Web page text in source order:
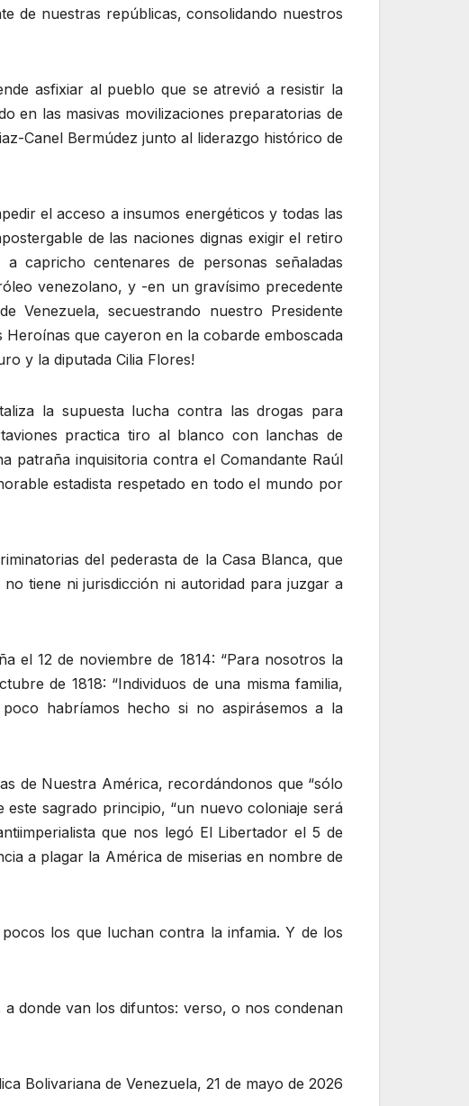
de nuestras repúblicas, consolidando nuestros
asfixiar al pueblo que se atrevió a resistir la
en las masivas movilizaciones preparatorias de
Canel Bermúdez junto al liderazgo histórico de
el acceso a insumos energéticos y todas las
de las naciones dignas exigir el retiro
capricho centenares de personas señaladas
venezolano, y -en un gravísimo precedente
Venezuela, secuestrando nuestro Presidente
que cayeron en la cobarde emboscada
y la diputada Cilia Flores!
la supuesta lucha contra las drogas para
practica tiro al blanco con lanchas de
patraña inquisitoria contra el Comandante Raúl
estadista respetado en todo el mundo por
del pederasta de la Casa Blanca, que
tiene ni jurisdicción ni autoridad para juzgar a
el 12 de noviembre de 1814: “Para nosotros la
de 1818: “Individuos de una misma familia,
habríamos hecho si no aspirásemos a la
de Nuestra América, recordándonos que “sólo
sagrado principio, “un nuevo coloniaje será
que nos legó El Libertador el 5 de
a plagar la América de miserias en nombre de
los que luchan contra la infamia. Y de los
donde van los difuntos: verso, o nos condenan
Bolivariana de Venezuela, 21 de mayo de 2026